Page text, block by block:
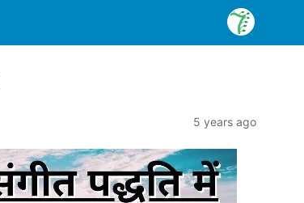
5 years ago